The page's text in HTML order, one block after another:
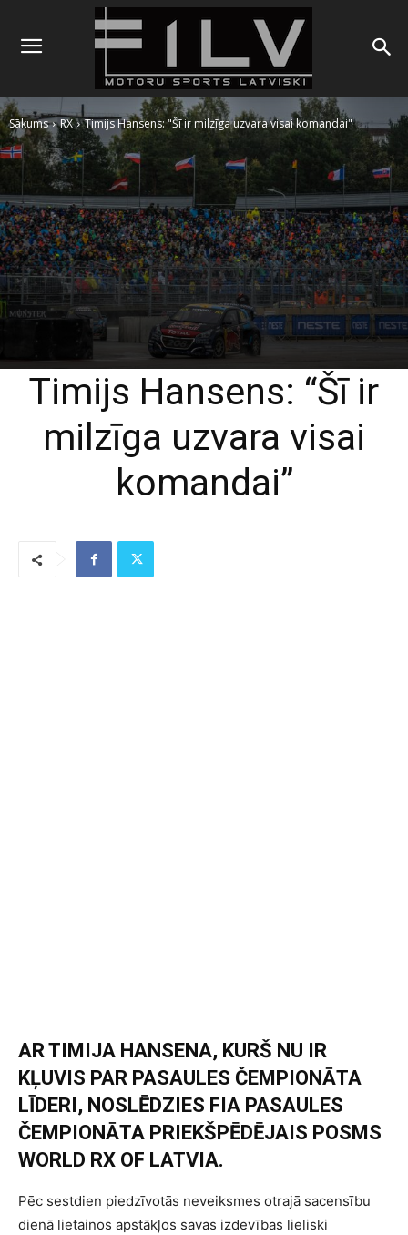
Sākums RX Timijs Hansens: "Šī ir milzīga uzvara visai komandai"
Timijs Hansens: “Šī ir
milzīga uzvara visai
komandai”
AR TIMIJA HANSENA, KURŠ NU IR
KĻUVIS PAR PASAULES ČEMPIONĀTA
LĪDERI, NOSLĒDZIES FIA PASAULES
ČEMPIONĀTA PRIEKŠPĒDĒJAIS POSMS
WORLD RX OF LATVIA.
Pēc sestdien piedzīvotās neveiksmes otrajā sacensību
dienā lietainos apstākļos savas izdevības lieliski